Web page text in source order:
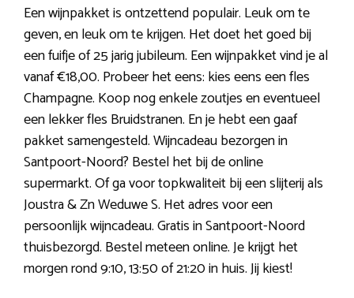
Een wijnpakket is ontzettend populair. Leuk om te
geven, en leuk om te krijgen. Het doet het goed bij
een fuifje of 25 jarig jubileum. Een wijnpakket vind je al
vanaf €18,00. Probeer het eens: kies eens een fles
Champagne. Koop nog enkele zoutjes en eventueel
een lekker fles Bruidstranen. En je hebt een gaaf
pakket samengesteld. Wijncadeau bezorgen in
Santpoort-Noord? Bestel het bij de online
supermarkt. Of ga voor topkwaliteit bij een slijterij als
Joustra & Zn Weduwe S. Het adres voor een
persoonlijk wijncadeau. Gratis in Santpoort-Noord
thuisbezorgd. Bestel meteen online. Je krijgt het
morgen rond 9:10, 13:50 of 21:20 in huis. Jij kiest!